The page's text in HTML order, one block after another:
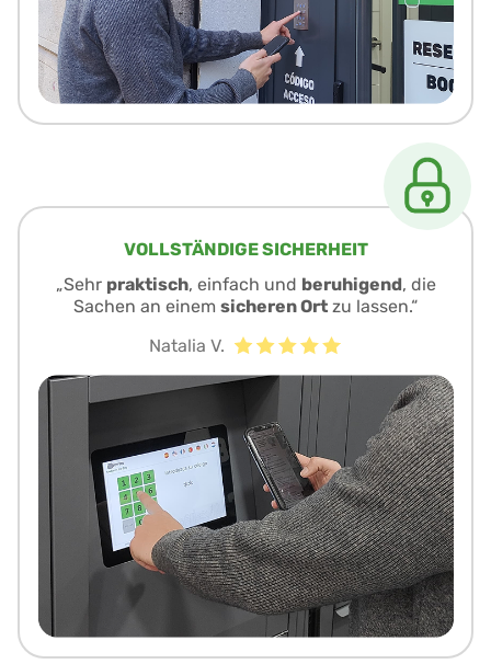
VOLLSTÄNDIGE SICHERHEIT
„Sehr praktisch, einfach und beruhigend, die
Sachen an einem sicheren Ort zu lassen.“
Natalia V.